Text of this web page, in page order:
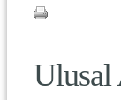
Ulusal